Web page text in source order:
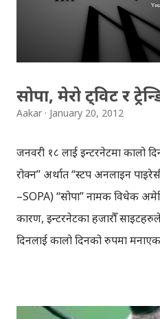
चलचित्र पनि निकै मन पर्छ ! नेपाली
नेपाली चलचित्र भन्दा पहिलेका चलचित्र
सोपा, मेरो ट्विट र
Aakar January 20, 2012
जनवरी १८ लाई इन्टरनेटमा कालो
रोक्न” अर्थात “स्टप अनलाइन
–SOPA) “सोपा” नामक विधेक
कारण, इन्टरनेटका हजारौँ
दिनलाई कालो दिनको रुपमा
साइटमा राखेका थिए ! इन्टरनेटका